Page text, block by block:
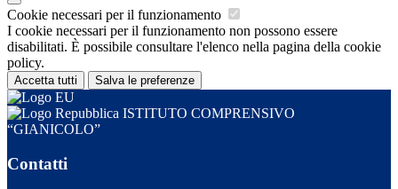
Cookie necessari per il funzionamento
I cookie necessari per il funzionamento non possono essere
disabilitati. È possibile consultare l'elenco nella pagina della cookie
policy.
Accetta tutti Salva le preferenze
ISTITUTO COMPRENSIVO
“GIANICOLO”
Contatti